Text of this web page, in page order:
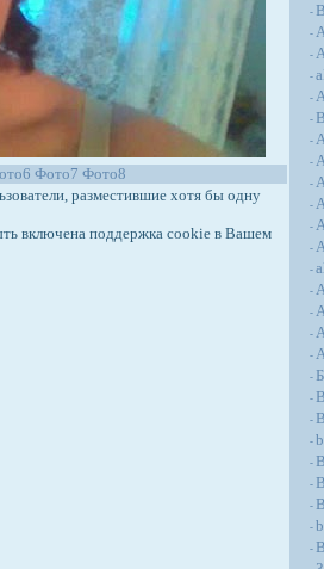
Фото7 Фото8
разместившие хотя бы одну
включена поддержка cookie в Вашем
-
-
-
-
-
-
-
-
-
-
-
-
-
-
-
-
-
-
-
-
-
-
-
-
-
-